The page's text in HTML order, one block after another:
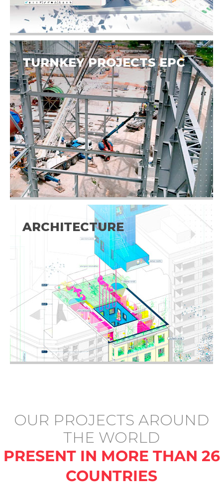
TURNKEY PROJECTS EPC
ARCHITECTURE
OUR PROJECTS AROUND
THE WORLD
PRESENT IN MORE THAN 26
COUNTRIES